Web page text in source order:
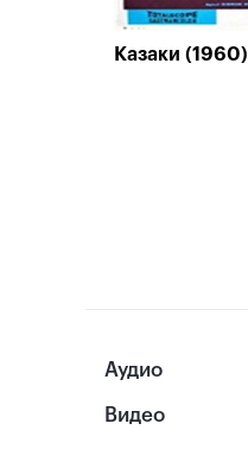
Казаки (1960)
Аудио
Видео